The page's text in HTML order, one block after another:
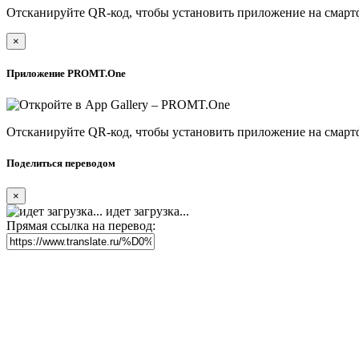
Отсканируйте QR-код, чтобы установить приложение на
×
Приложение PROMT.One
Отсканируйте QR-код, чтобы установить приложение на
Поделиться переводом
×
идет загрузка...
Прямая ссылка на перевод: